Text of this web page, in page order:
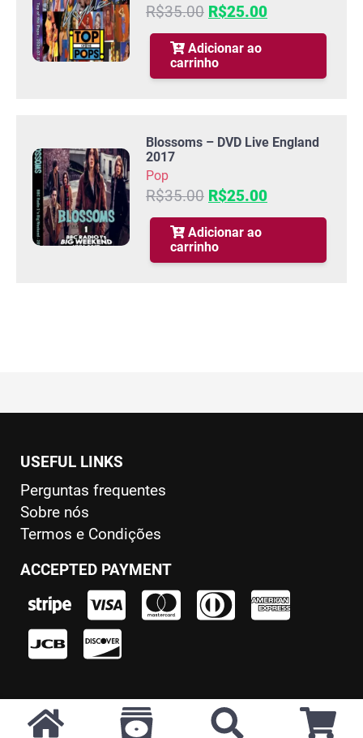
R$35.00 O
preço
original
era:
R$35.00.
R$25.00O
preço
R$25.00.
Adicionar ao
carrinho
Blossoms – DVD Live England
2017
Pop
R$35.00 O
preço
original
era:
R$35.00.
R$25.00O
preço
R$25.00.
Adicionar ao
carrinho
USEFUL LINKS
Perguntas frequentes
Sobre nós
Termos e Condições
ACCEPTED PAYMENT
Rarerock Dvds
. All Rights Reserved.